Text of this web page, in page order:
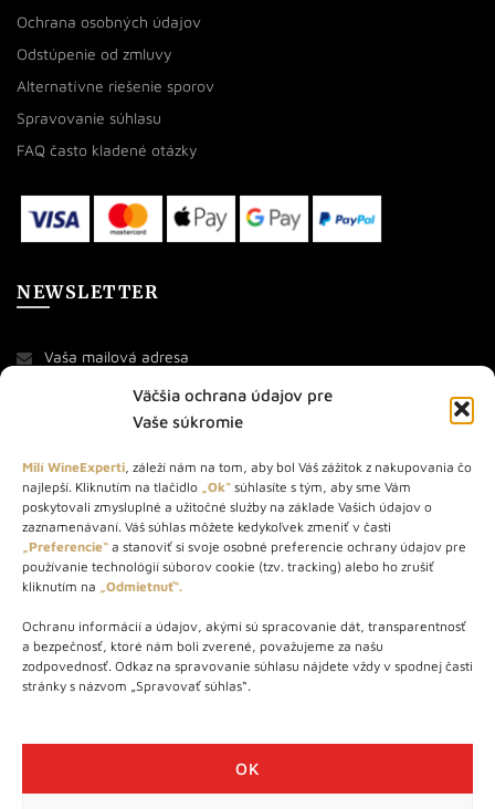
Väčšia ochrana údajov pre
Vaše súkromie
Milí WineExperti, záleží nám na tom, aby bol Váš zážitok z nakupovania čo
najlepší. Kliknutím na tlačidlo „Ok“ súhlasíte s tým, aby sme Vám
poskytovali zmysluplné a užitočné služby na základe Vašich údajov o
zaznamenávaní. Váš súhlas môžete kedykoľvek zmeniť v časti
„Preferencie“ a stanoviť si svoje osobné preferencie ochrany údajov pre
používanie technológií súborov cookie (tzv. tracking) alebo ho zrušiť
kliknutím na „Odmietnuť“.
Ochranu informácií a údajov, akými sú spracovanie dát, transparentnosť
a bezpečnosť, ktoré nám boli zverené, považujeme za našu
zodpovednosť. Odkaz na spravovanie súhlasu nájdete vždy v spodnej časti
stránky s názvom „Spravovať súhlas“.
OK
Ochrana osobných údajov
Odstúpenie od zmluvy
Alternatívne riešenie sporov
Spravovanie súhlasu
FAQ často kladené otázky
NEWSLETTER
O NÁS
STORE – obchod s vínom a destilátmi od roku 2010. Na našej
webovej stránke predávame viac ako 1000+ značkových
produktov.
Info tel.: +421 917 779 888
Vínotéka: +421 917 888 879
Vínotéka: Bratislavská 49/B, Bratislava 841 06